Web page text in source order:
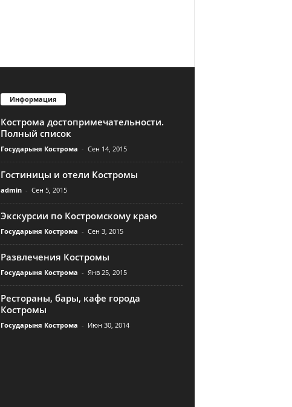
Информация
Кострома достопримечательности.
Полный список
Государыня Кострома - Сен 14, 2015
Гостиницы и отели Костромы
admin - Сен 5, 2015
Экскурсии по Костромскому краю
Государыня Кострома - Сен 3, 2015
Развлечения Костромы
Государыня Кострома - Янв 25, 2015
Рестораны, бары, кафе города
Костромы
Государыня Кострома - Июн 30, 2014